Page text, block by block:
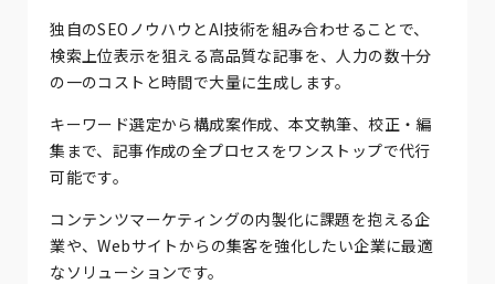
独自のSEOノウハウとAI技術を組み合わせることで、
検索上位表示を狙える高品質な記事を、人力の数十分
の一のコストと時間で大量に生成します。
キーワード選定から構成案作成、本文執筆、校正・編
集まで、記事作成の全プロセスをワンストップで代行
可能です。
コンテンツマーケティングの内製化に課題を抱える企
業や、Webサイトからの集客を強化したい企業に最適
なソリューションです。